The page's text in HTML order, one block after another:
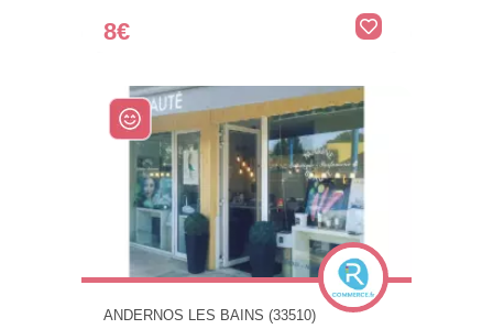
8€
ANDERNOS LES BAINS (33510)